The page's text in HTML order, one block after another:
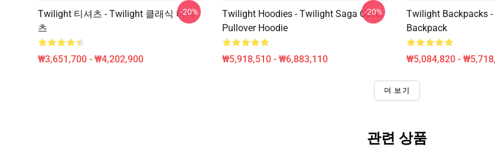
Twilight 티셔츠 - Twilight 클래식 티셔
츠
₩3,651,700 - ₩4,202,900
-20%
Twilight Hoodies - Twilight Saga Cover
Pullover Hoodie
₩5,918,510 - ₩6,883,110
-20%
Twilight Backpacks
Backpack
₩5,084,820 -
더 보기
관련 상품